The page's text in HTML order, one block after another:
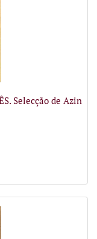
Selecção de Azin